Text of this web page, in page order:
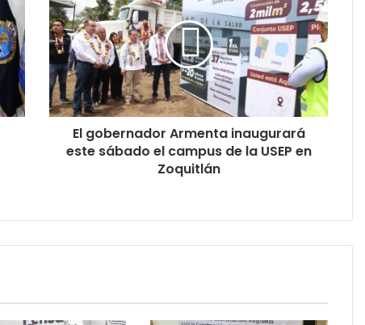
El gobernador Armenta inaugurará
este sábado el campus de la USEP en
Zoquitlán